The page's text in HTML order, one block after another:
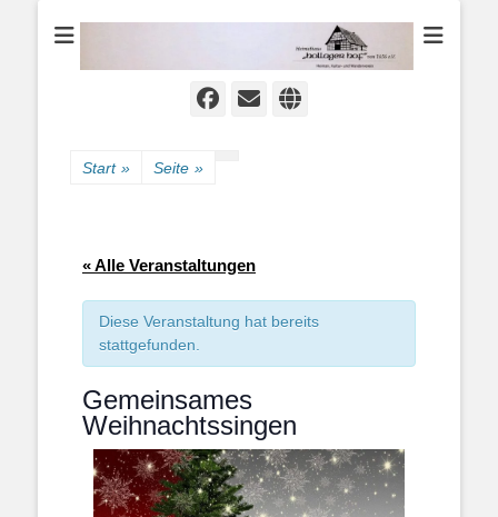
Heimathaus
Hollager Hof v.
Facebook
E-
Website
Start » Seite »
« Alle Veranstaltungen
Diese Veranstaltung hat bereits
stattgefunden.
Gemeinsames
Weihnachtssingen